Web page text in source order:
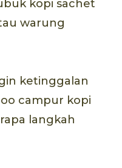
kopi sachet
warung
ketinggalan
campur kopi
langkah